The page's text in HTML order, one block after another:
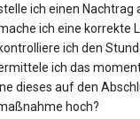
ich einen Nachtrag
ich eine korrekte
ich den
ich das
dieses auf den
hoch?